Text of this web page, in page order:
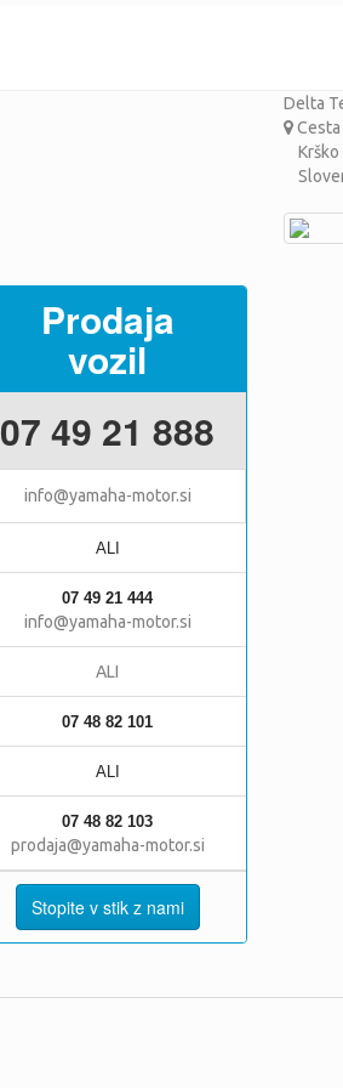
Prodaja
vozil
07 49 21 888
info@yamaha-motor.si
ALI
07 49 21 444
info@yamaha-motor.si
ALI
07 48 82 101
ALI
07 48 82 103
prodaja@yamaha-motor.si
Stopite v stik z nami
Delta
Krško